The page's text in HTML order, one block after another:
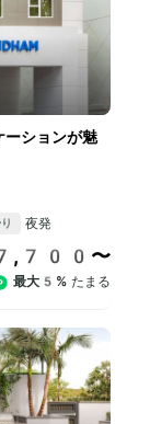
ーションが魅
夜発
〜
最大5% たまる